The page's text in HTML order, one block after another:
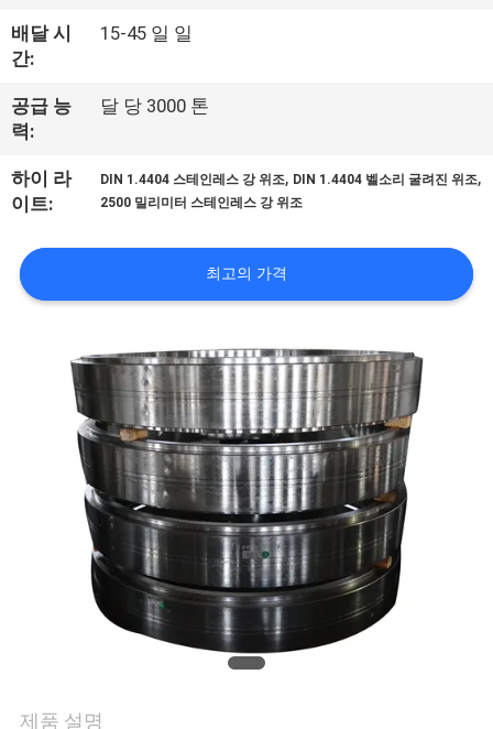
공
장
여
행
품
질
배달 시
간:
15-45 일 일
공급 능
력:
달 당 3000 톤
하이 라
이트:
DIN 1.4404 스테인레스 강 위조, DIN 1.4404 벨소리 굴려진 위조,
2500 밀리미터 스테인레스 강 위조
최고의 가격
제품 설명